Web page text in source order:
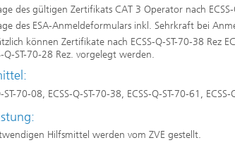
des gültigen Zertifikats CAT 3 Operator nach
des ESA-Anmeldeformulars inkl. Sehrkraft bei
können Zertifikate nach ECSS-Q-ST-70-38 Rez
Q-ST-70-28 Rez. vorgelegt werden.
ST-70-08, ECSS-Q-ST-70-38, ECSS-Q-ST-70-61,
Hilfsmittel werden vom ZVE gestellt.